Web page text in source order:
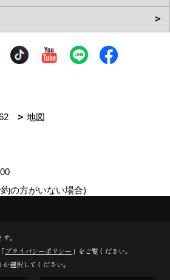
地図
の方がいない場合)
Rights Reserved.
ト
。
プライバシーポリシー 」をご覧ください。
選択してください。